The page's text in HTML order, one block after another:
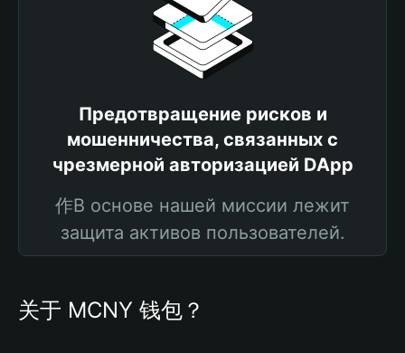
Предотвращение рисков и
мошенничества, связанных с
чрезмерной авторизацией DApp
作В основе нашей миссии лежит
защита активов пользователей.
关于 MCNY 钱包？